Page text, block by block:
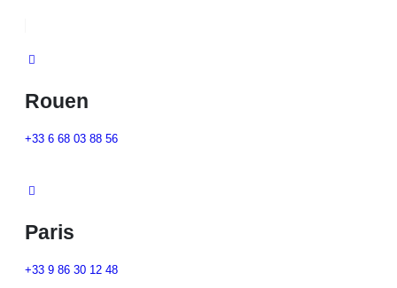
Rouen
+33 6 68 03 88 56
Paris
+33 9 86 30 12 48